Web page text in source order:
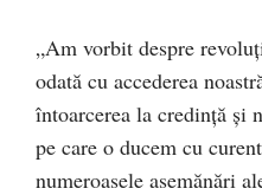
„Am vorbit despre
odată cu accederea
întoarcerea la credință și
pe care o ducem cu
numeroasele asemănări